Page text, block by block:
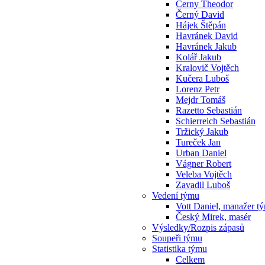
Cerny Theodor
Černý David
Hájek Štěpán
Havránek David
Havránek Jakub
Kolář Jakub
Kralovič Vojtěch
Kučera Luboš
Lorenz Petr
Mejdr Tomáš
Razetto Sebastián
Schierreich Sebastián
Tržický Jakub
Tureček Jan
Urban Daniel
Vágner Robert
Veleba Vojtěch
Zavadil Luboš
Vedení týmu
Vott Daniel, manažer
Český Mirek, masér
Výsledky/Rozpis zápasů
Soupeři týmu
Statistika týmu
Celkem